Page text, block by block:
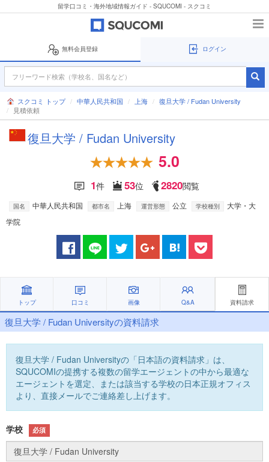
留学口コミ・海外地域情報ガイド - SQUCOMI - スクコミ
無料会員登録 ログイン
スクコミ トップ 中華人民共和国 上海
復旦大学 / Fudan University
見積依頼
復旦大学 / Fudan University
5.0
1件 53位 2820閲覧
国名 中華人民共和国 都市名 上海 運営形態 公立 学校種別
大学・大
学院
トップ 口コミ 画像 Q&A 資料請求
復旦大学 / Fudan Universityの資料請求
復旦大学 / Fudan Universityの「日本語の資料請求」は、
SQUCOMIの提携する複数の留学エージェントの中から最適な
エージェントを選定、または該当する学校の日本正規オフィス
より、直接メールでご連絡差し上げます。
学校 必須